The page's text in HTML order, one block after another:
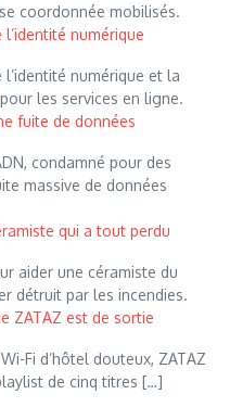
coordonnée mobilisés.
l’identité numérique
l’identité numérique et la
les services en ligne.
fuite de données
condamné pour des
massive de données
qui a tout perdu
aider une céramiste du
détruit par les incendies.
ZATAZ est de sortie
Fi d’hôtel douteux, ZATAZ
de cinq titres […]